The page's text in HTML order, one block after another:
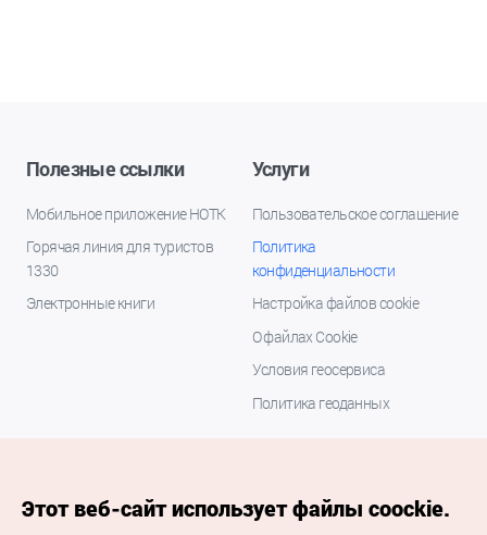
Полезные ссылки
Мобильное приложение НОТК
Горячая линия для туристов
1330
Электронные книги
Услуги
Пользовательское соглашение
Политика
конфиденциальности
Настройка файлов cookie
О файлах Cookie
Условия геосервиса
Политика геоданных
Этот веб-сайт использует файлы coockie.